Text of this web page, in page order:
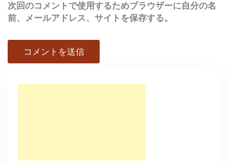
次回のコメントで使用するためブラウザーに自分の名
前、メールアドレス、サイトを保存する。